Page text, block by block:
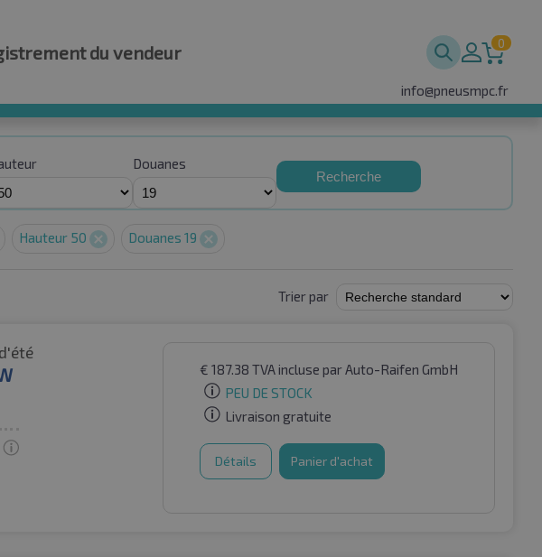
du vendeur 0
info@pneusmpc.fr
Douanes
Recherche
Hauteur 50 Douanes 19
Trier par
€ 187.38 TVA incluse par Auto-Raifen GmbH
PEU DE STOCK
Livraison gratuite
Détails Panier d'achat